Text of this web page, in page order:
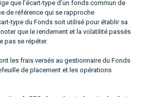
que l’écart-type d’un fonds commun de
de référence qui se rapproche
type du Fonds soit utilisé pour établir sa
que le rendement et la volatilité passés
pas se répéter.
les frais versés au gestionnaire du Fonds
de placement et les opérations